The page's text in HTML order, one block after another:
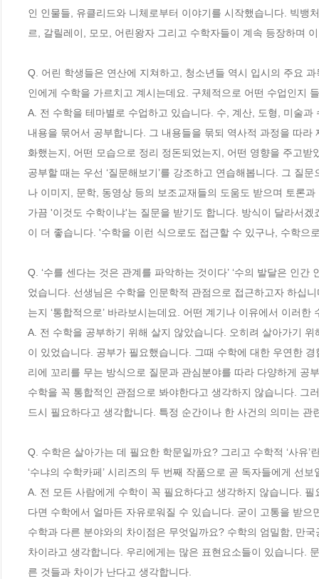
인 인물들, 유클리드와 니체로부터 이야기를 시작했습니다. 빅뱅
르, 갈릴레이, 모모, 어린왕자 그리고 수학자들이 계속 등장하며
Q. 어린 학생들은 연산에 지쳐하고, 청소년들 역시 입시의 주요
인에게 수학을 가르치고 계시는데요. 구체적으로 어떤 수업인지
A. 전 수학을 테마별로 수업하고 있습니다. 수, 계산, 도형, 미술
내용을 묶어서 공부합니다. 그 내용들을 묶되 역사적 과정을 따
화했는지, 어떤 모습으로 정리 정돈되었는지, 어떤 영향을 주고받
공부할 때는 우선 ‘질문해보기’를 강조하고 연습해봅니다. 그 질
나 이미지, 문학, 동영상 등의 보조교재들의 도움도 받으며 토론
가끔 '이것도 수학이냐'는 질문을 받기도 합니다. 방식이 달라서
이 더 좋습니다. '수학을 이런 식으로도 접근할 수 있구나, 수학
Q. ‘수를 센다는 것은 관계를 파악하는 것이다’ ‘수의 발달은 인
었습니다. 선생님은 수학을 인문학적 관점으로 접근하고자 하십
는지 ‘통합적으로’ 바라보시는데요. 어떤 계기나 이유에서 이러
A. 전 수학을 공부하기 위해 살지 않았습니다. 오히려 살아가기
이 있었습니다. 공부가 필요했습니다. 그때 수학에 대한 우연한
리에 꼬리를 무는 방식으로 질문과 관심분야를 따라 다양하게 공
수학을 꼭 통합적인 관점으로 봐야한다고 생각하지 않습니다. 그
드시 필요하다고 생각합니다. 특정 순간이나 한 사건의 의미는
Q. 수학은 살아가는 데 필요한 학문일까요? 그리고 수학적 ‘사유
‘수냐의 수학카페’ 시리즈의 두 번째 작품으로 곧 독자들에게 선
A. 전 모든 사람에게 수학이 꼭 필요하다고 생각하지 않습니다.
다면 수학에서 얼마든 자유로워질 수 있습니다. 굳이 고통을 받
수학과 다른 분야와의 차이점은 무엇일까요? 수학의 엄밀함, 만
차이라고 생각합니다. 우리에게는 많은 표현요소들이 있습니다.
른 것들과 차이가 난다고 생각합니다.